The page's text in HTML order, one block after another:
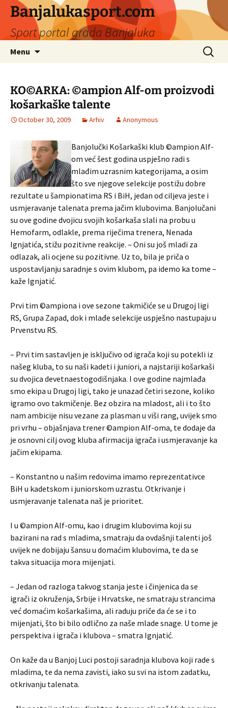
Banjalukasport.com
Sport portal grada Banjaluka
Menu
Search
for:
KO©ARKA: ©ampion Alf-om proizvodi
košarkaške talente
October 30, 2009 Arhiv Anonymous
Banjolučki Košarkaški klub ©ampion Alf-
om već šest godina uspješno radi s
mlađim uzrasnim kategorijama, a osim
što sve njegove selekcije postižu dobre
rezultate u šampionatima RS i BiH, jedan od ciljeva jeste i
usmjeravanje talenata prema jačim klubovima. Banjolučani
su ove godine dvojicu svojih košarkaša slali na probu u
Hemofarm, odlakle, prema riječima trenera, Nenada
Ignjatića, stižu pozitivne reakcije. – Oni su još mladi za
odlazak, ali ocjene su pozitivne. Uz to, bila je priča o
uspostavljanju saradnje s ovim klubom, pa idemo ka tome –
kaže Ignjatić.
Prvi tim ©ampiona i ove sezone takmičiće se u Drugoj ligi
RS, Grupa Zapad, dok i mlađe selekcije uspješno nastupaju u
Prvenstvu RS.
– Prvi tim sastavljen je isključivo od igrača koji su potekli iz
našeg kluba, to su naši kadeti i juniori, a najstariji košarkaši
su dvojica devetnaestogodišnjaka. I ove godine najmlađa
smo ekipa u Drugoj ligi, tako je unazad četiri sezone, koliko
igramo ovo takmičenje. Bez obzira na mladost, ali i to što
nam ambicije nisu vezane za plasman u viši rang, uvijek smo
pri vrhu – objašnjava trener ©ampion Alf-oma, te dodaje da
je osnovni cilj ovog kluba afirmacija igrača i usmjeravanje ka
jačim ekipama.
– Konstantno u našim redovima imamo reprezentativce
BiH u kadetskom i juniorskom uzrastu. Otkrivanje i
usmjeravanje talenata naš je prioritet.
I u ©ampion Alf-omu, kao i drugim klubovima koji su
bazirani na rad s mladima, smatraju da ovdašnji talenti još
uvijek ne dobijaju šansu u domaćim klubovima, te da se
takva situacija mora mijenjati.
– Jedan od razloga takvog stanja jeste i činjenica da se
igrači iz okruženja, Srbije i Hrvatske, ne smatraju strancima
već domaćim košarkašima, ali raduju priče da će se i to
mijenjati, što bi bilo odlično za naše mlade snage. U tome je
perspektiva i igrača i klubova – smatra Ignjatić.
On kaže da u Banjoj Luci postoji saradnja klubova koji rade s
mladima, te da nema zavisti, iako su svi na istom zadatku,
otkrivanju talenata.